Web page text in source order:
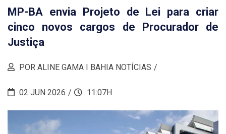
MP-BA envia Projeto de Lei para criar
cinco novos cargos de Procurador de
Justiça
POR ALINE GAMA I BAHIA NOTÍCIAS
02 JUN 2026 11:07H